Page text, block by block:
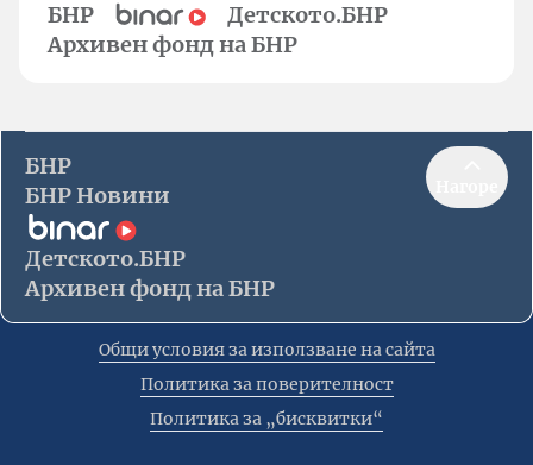
БНР
Детското.БНР
Архивен фонд на БНР
БНР
БНР Новини
Детското.БНР
Архивен фонд на БНР
Общи условия за използване на сайта
Политика за поверителност
Политика за „бисквитки“